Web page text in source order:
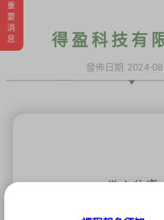
重要消息 得盈科技有
發佈日期: 2024-